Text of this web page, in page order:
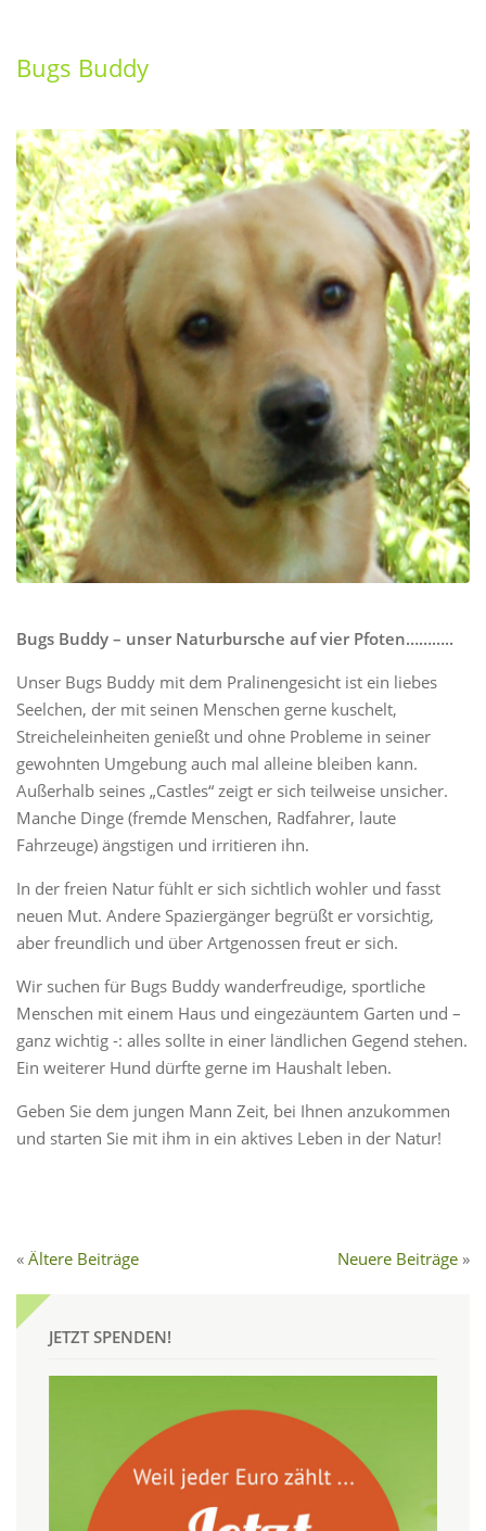
Bugs Buddy
Bugs Buddy – unser Naturbursche auf vier Pfoten………..
Unser Bugs Buddy mit dem Pralinengesicht ist ein liebes
Seelchen, der mit seinen Menschen gerne kuschelt,
Streicheleinheiten genießt und ohne Probleme in seiner
gewohnten Umgebung auch mal alleine bleiben kann.
Außerhalb seines „Castles“ zeigt er sich teilweise unsicher.
Manche Dinge (fremde Menschen, Radfahrer, laute
Fahrzeuge) ängstigen und irritieren ihn.
In der freien Natur fühlt er sich sichtlich wohler und fasst
neuen Mut. Andere Spaziergänger begrüßt er vorsichtig,
aber freundlich und über Artgenossen freut er sich.
Wir suchen für Bugs Buddy wanderfreudige, sportliche
Menschen mit einem Haus und eingezäuntem Garten und –
ganz wichtig -: alles sollte in einer ländlichen Gegend stehen.
Ein weiterer Hund dürfte gerne im Haushalt leben.
Geben Sie dem jungen Mann Zeit, bei Ihnen anzukommen
und starten Sie mit ihm in ein aktives Leben in der Natur!
Ältere Beiträge Neuere Beiträge
JETZT SPENDEN!